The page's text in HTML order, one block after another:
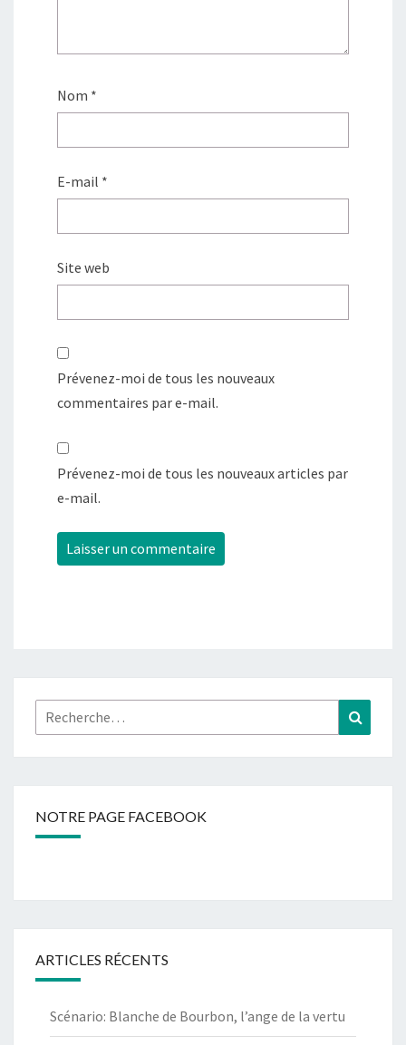
Nom *
E-mail *
Site web
Prévenez-moi de tous les nouveaux
commentaires par e-mail.
Prévenez-moi de tous les nouveaux articles par
e-mail.
Rechercher :
NOTRE PAGE FACEBOOK
ARTICLES RÉCENTS
Scénario: Blanche de Bourbon, l’ange de la vertu